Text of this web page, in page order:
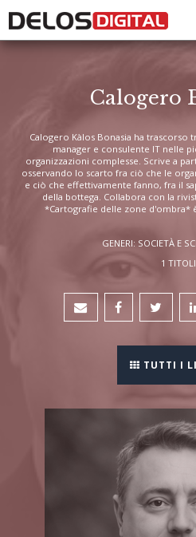
Calogero
Calogero Kàlos Bonasia ha
manager e consulente IT nelle
organizzazioni complesse. Scrive a
osservando lo scarto fra ciò che le
e ciò che effettivamente fanno, fra il
della bottega. Collabora con la
*Cartografie delle zone d'ombra*
GENERI: SOCIETÀ E
1 TITOLI
TUTTI I